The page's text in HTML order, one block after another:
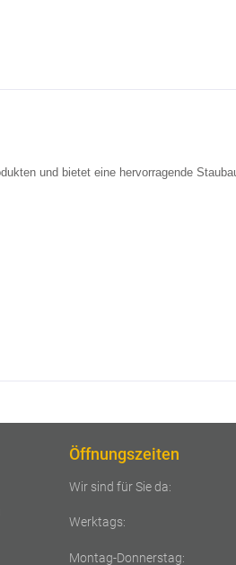
und bietet eine hervorragende
Öffnungszeiten
Wir sind für Sie da:
Werktags:
Montag-Donnerstag: